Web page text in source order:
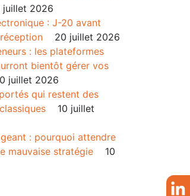
juillet 2026
: J-20 avant
20 juillet 2026
: les plateformes
bientôt gérer vos
juillet 2026
qui restent des
10 juillet
: pourquoi attendre
mauvaise stratégie
10